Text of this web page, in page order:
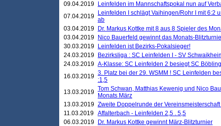
09.04.2019
Leinfelden im Mannschaftspokal nun auf
07.04.2019
Leinfelden I schlägt Vaihingen/Rohr I mit 6:2
ab
03.04.2019
Dr. Markus Kottke mit 8 aus 8 Spieler des
03.04.2019
Nico Bauerfeld gewinnt das Monats-
30.03.2019
Leinfelden ist Bezirks-Pokalsieger!
24.03.2019
Bezirksliga : SC Leinfelden I - SV
24.03.2019 A-Klasse: SC Leinfelden 2 besiegt SC
16.03.2019 3. Platz bei der 29. WSMM ! SC Leinfelden
:1,5
13.03.2019 Tom Schwan, Matthias Kewenig und Nico
Monats März
13.03.2019 Zweite Doppelrunde der
11.03.2019 Affalterbach - Leinfelden 2,5 . 5,5
06.03.2019
Dr. Markus Kottke gewinnt März-Blitzturnier